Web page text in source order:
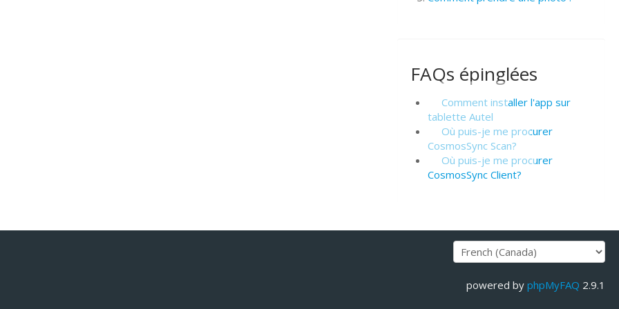
FAQs épinglées
Comment installer l'app sur
tablette Autel
Où puis-je me procurer
CosmosSync Scan?
Où puis-je me procurer
CosmosSync Client?
powered by phpMyFAQ 2.9.1